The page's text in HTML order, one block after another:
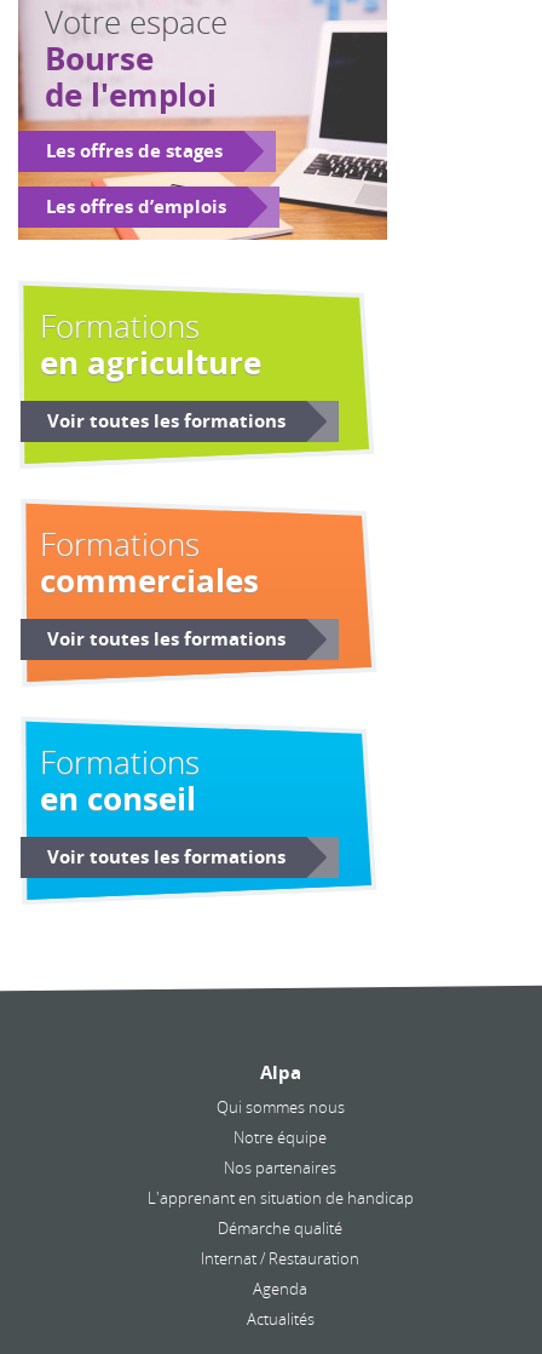
Votre espace
Bourse
de l'emploi
Les offres de stages
Les offres d’emplois
Formations
en agriculture
Voir toutes les formations
Formations
commerciales
Voir toutes les formations
Formations
en conseil
Voir toutes les formations
Alpa
Qui sommes nous
Notre équipe
Nos partenaires
L'apprenant en situation de handicap
Démarche qualité
Internat / Restauration
Agenda
Actualités